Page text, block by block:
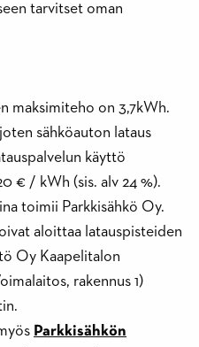
tarvitset oman
maksimiteho on 3,7kWh.
sähköauton lataus
käyttö
€ / kWh (sis. alv 24 %).
toimii Parkkisähkö Oy.
aloittaa latauspisteiden
Oy Kaapelitalon
rakennus 1)
Parkkisähkön